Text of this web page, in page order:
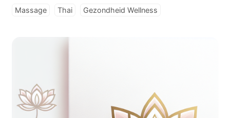
Massage Thai Gezondheid Wellness